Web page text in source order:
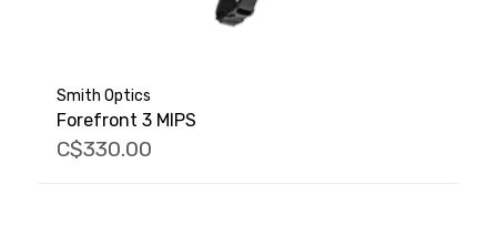
Smith Optics
Forefront 3 MIPS
C$330.00